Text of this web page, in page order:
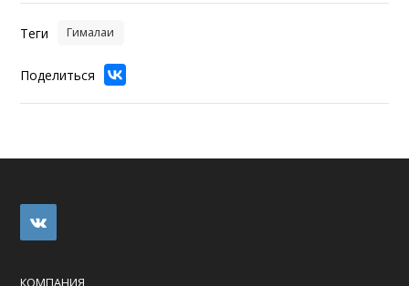
Теги Гималаи
Поделиться
КОМПАНИЯ